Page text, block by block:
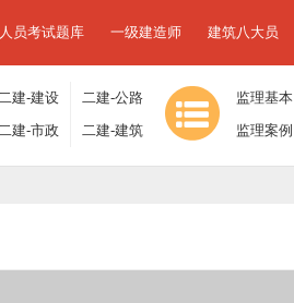
员考试题库 一级建造师 建筑八大员
建-建设
程施工
理
二建-公路
工程
建-市政
程
二建-建筑
工程
监理基本
理论与相
关法规
监理案例
分析